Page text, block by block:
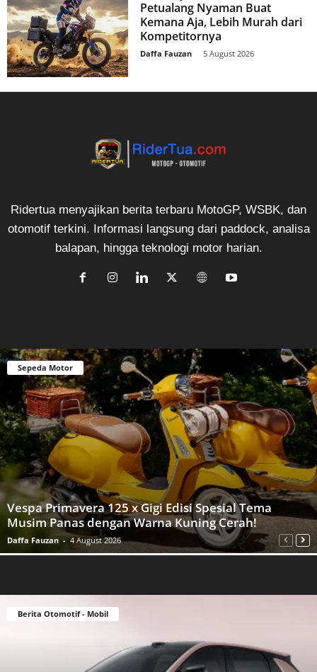
Petualang Nyaman Buat
Kemana Aja, Lebih Murah dari
Kompetitornya
Daffa Fauzan 5 August 2026
Ridertua menyajikan berita terbaru MotoGP, WSBK, dan
otomotif terkini. Informasi langsung dari paddock, analisa
balapan, hingga teknologi motor harian.
Sepeda Motor
Vespa Primavera 125 x Gigi Edisi Spesial Tema
Musim Panas dengan Warna Kuning Cerah!
Daffa Fauzan - 4 August 2026
Berita Otomotif - Mobil